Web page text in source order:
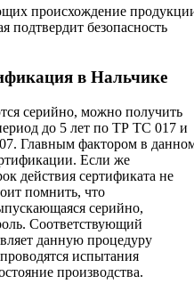
происхождение
подтвердит безопасность
в Нальчике
серийно, можно получить
до 5 лет по ТР ТС 017 и
Главным фактором в
Если же
действия сертификата не
помнить, что
серийно,
Соответствующий
данную процедуру
испытания
производства.